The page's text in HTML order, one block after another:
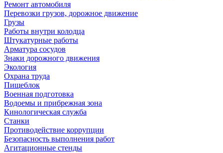
Ремонт автомобиля
Перевозки грузов, дорожное движение
Грузы
Работы внутри колодца
Штукатурные работы
Арматура сосудов
Знаки дорожного движения
Экология
Охрана труда
Пищеблок
Военная подготовка
Водоемы и прибрежная зона
Кинологическая служба
Станки
Противодействие коррупции
Безопасность выполнения работ
Агитационные стенды